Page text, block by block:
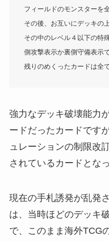
フィールドのモンスターを
その後、お互いにデッキの
その中のレベル４以下の特
側攻撃表示か裏側守備表示
残りのめくったカードは全
強力なデッキ破壊能力
ードだったカードです
ュレーションの制限改
されているカードとな
現在の手札誘発が乱発
は、当時ほどのデッキ
で、このまま海外TCG